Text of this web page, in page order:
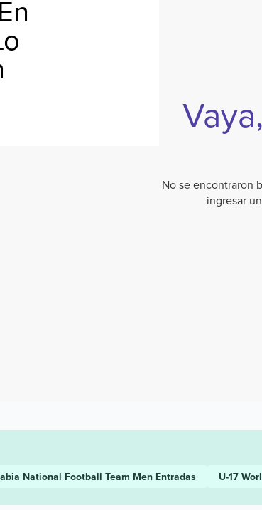
No se encontraron
ingresar
National Football Team Men Entradas U-17